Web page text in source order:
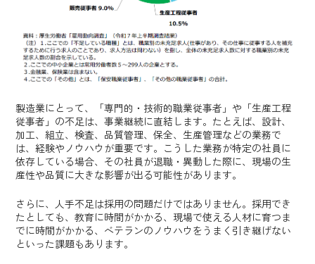
製造業にとって、「専門的・技術的職業従事者」や「生産工程
従事者」の不足は、事業継続に直結します。たとえば、設計、
加工、組立、検査、品質管理、保全、生産管理などの業務で
は、経験やノウハウが重要です。こうした業務が特定の社員に
依存している場合、その社員が退職・異動した際に、現場の生
産性や品質に大きな影響が出る可能性があります。
さらに、人手不足は採用の問題だけではありません。採用でき
たとしても、教育に時間がかかる、現場で使える人材に育つま
でに時間がかかる、ベテランのノウハウをうまく引き継げない
といった課題もあります。